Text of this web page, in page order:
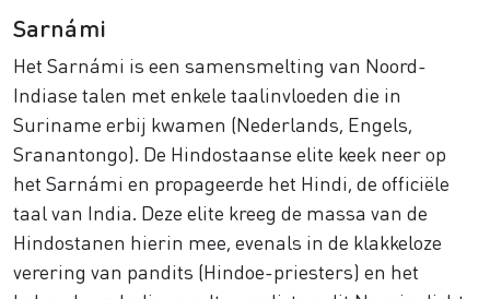
Sarnámi
Het Sarnámi is een samensmelting van Noord-
Indiase talen met enkele taalinvloeden die in
Suriname erbij kwamen (Nederlands, Engels,
Sranantongo). De Hindostaanse elite keek neer op
het Sarnámi en propageerde het Hindi, de officiële
taal van India. Deze elite kreeg de massa van de
Hindostanen hierin mee, evenals in de klakkeloze
verering van pandits (Hindoe-priesters) en het